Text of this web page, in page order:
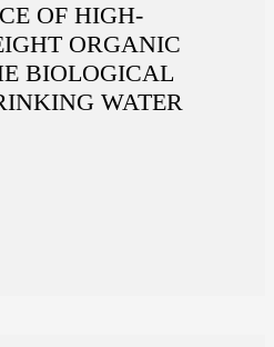
OF HIGH-
ORGANIC
BIOLOGICAL
WATER